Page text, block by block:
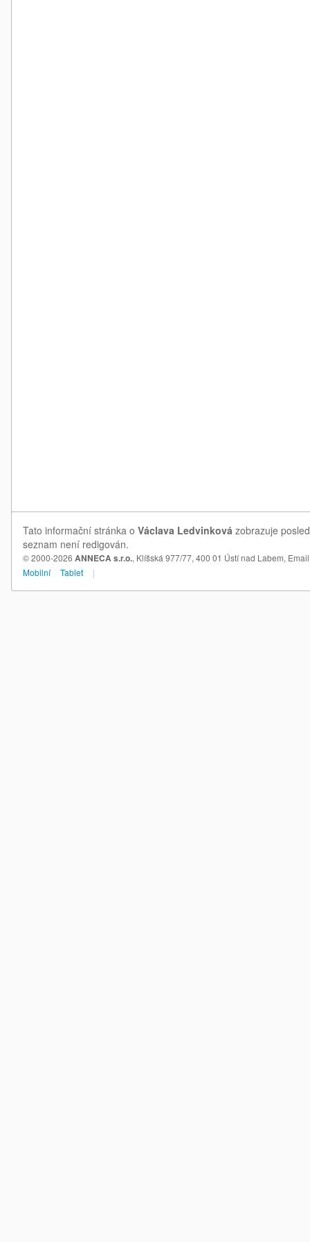
Tato informační stránka o Václava Ledvinková zobrazuje
seznam není redigován.
© 2000-2026 ANNECA s.r.o., Klíšská 977/77, 400 01 Ústí nad Labem,
Mobilní
Tablet |